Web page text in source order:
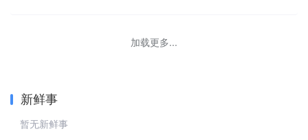
加载更多...
新鲜事
暂无新鲜事